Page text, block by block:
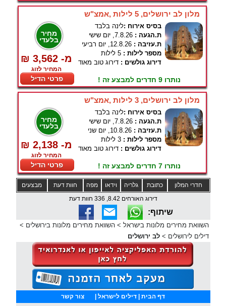
מלון לב ירושלים, 5 לילות ,אמצ"ש
מחיר
בלעדי
₪ 3,562 -מ
המחיר לזוג
פרטי הדיל
בסיס אירוח :לינה בלבד
ת.הגעה : 7.8.26, יום שישי
ת.עזיבה : 12.8.26, יום רביעי
מספר לילות : 5 לילות
דירוג גולשים : דירוג טוב מאוד
נותרו 9 חדרים למבצע זה !
מלון לב ירושלים, 3 לילות ,אמצ"ש
מחיר
בלעדי
₪ 2,138 -מ
המחיר לזוג
פרטי הדיל
בסיס אירוח :לינה בלבד
ת.הגעה : 7.8.26, יום שישי
ת.עזיבה : 10.8.26, יום שני
מספר לילות : 3 לילות
דירוג גולשים : דירוג טוב מאוד
נותרו 7 חדרים למבצע זה !
מבצעים חוות דעת מפה וידאו גלריה כתובת
חדרי המלון
דירוג האורחים 8.42, 336 חוות דעת
שיתוף:
השוואת מחירים מלונות בישראל > השוואת מחירים מלונות בירושלים >
דילים לירושלים > לב ירושלים
דף הבית | דילים לישראל | צור קשר